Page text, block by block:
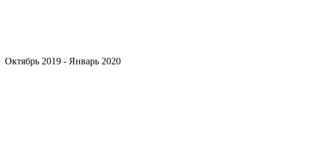
Октябрь 2019 - Январь 2020